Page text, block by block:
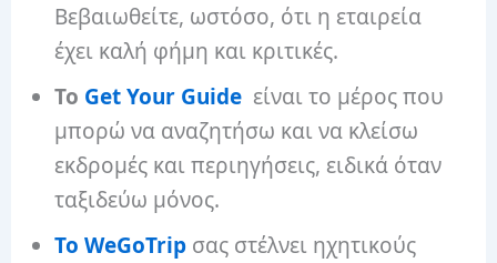
Βεβαιωθείτε, ωστόσο, ότι η εταιρεία
έχει καλή φήμη και κριτικές.
Το Get Your Guide είναι το μέρος που
μπορώ να αναζητήσω και να κλείσω
εκδρομές και περιηγήσεις, ειδικά όταν
ταξιδεύω μόνος.
Το WeGoTrip σας στέλνει ηχητικούς